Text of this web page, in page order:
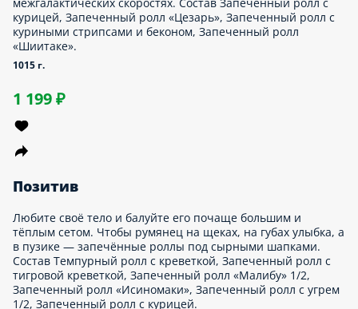
Феличита
Счастье… Вкусная еда и путешествия…. Солнечный берег
Пока всё только на тарелке, а не в билете на самолёт, но уже
есть пять видов роллов и пара часов в запасе, о какой грусти
огурцом, Запеченный ролл «Малибу», Ролл «Калифорния»,
1080 г.
1 449 ₽
Креветка и краб
У каждого героя должен быть напарник. Бэтмен и Робин,
Губка Боб и Патрик, Веном и Эдди Брок, Кэрри Брэдшоу и